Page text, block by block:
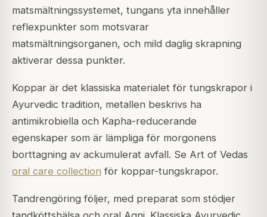
matsmältningssystemet, tungans yta innehåller
reflexpunkter som motsvarar
matsmältningsorganen, och mild daglig skrapning
aktiverar dessa punkter.
Koppar är det klassiska materialet för tungskrapor i
Ayurvedic tradition, metallen beskrivs ha
antimikrobiella och Kapha-reducerande
egenskaper som är lämpliga för morgonens
borttagning av ackumulerat avfall. Se Art of Vedas
oral care collection för koppar-tungskrapor.
Tandrengöring följer, med preparat som stödjer